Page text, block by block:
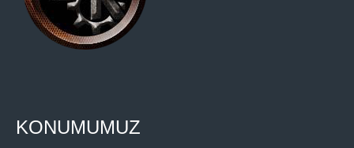
KONUMUMUZ